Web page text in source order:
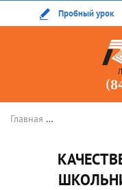
Пробный урок
Главная